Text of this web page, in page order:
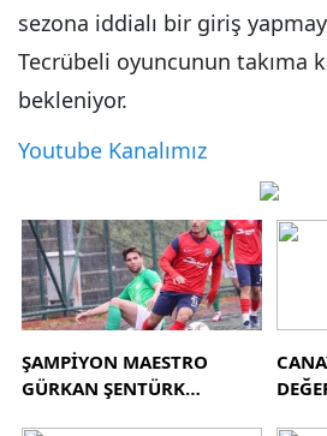
sezona iddialı bir giriş
Tecrübeli oyuncunun takıma
bekleniyor.
Youtube Kanalımız
ŞAMPİYON MAESTRO
GÜRKAN ŞENTÜRK